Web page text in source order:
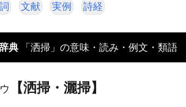
文献 実例 詩経
典 「洒掃」の意味・読み・例文・類語
【洒掃・灑掃】